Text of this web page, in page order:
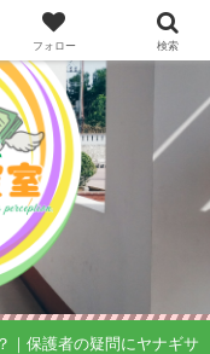
｜保護者の疑問にヤナギサ
フォロー 検索